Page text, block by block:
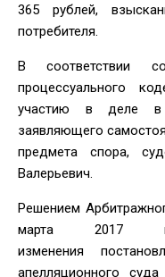
365 рублей,
потребителя.
В соответствии
процессуального
участию в деле в
заявляющего
предмета спора,
Валерьевич.
Решением
марта 2017
изменения
апелляционного